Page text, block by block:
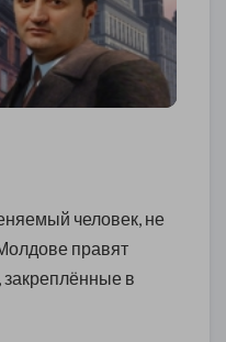
человек, не
правят
закреплённые в